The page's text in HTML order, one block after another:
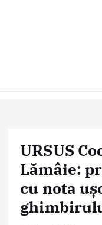
URSUS
Lămâie:
cu nota